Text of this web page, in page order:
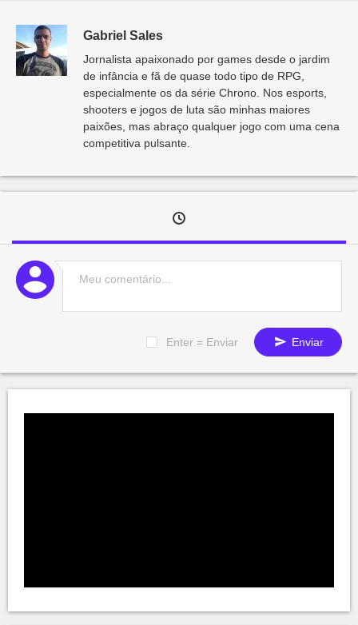
Gabriel Sales
Jornalista apaixonado por games desde o jardim
de infância e fã de quase todo tipo de RPG,
especialmente os da série Chrono. Nos esports,
shooters e jogos de luta são minhas maiores
paixões, mas abraço qualquer jogo com uma cena
competitiva pulsante.
Enter = Enviar Enviar